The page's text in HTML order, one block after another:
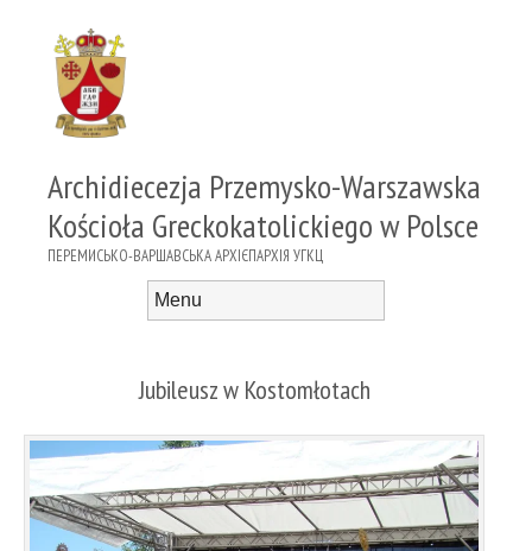
Archidiecezja Przemysko-Warszawska
Kościoła Greckokatolickiego w Polsce
ПЕРЕМИСЬКО-ВАРШАВСЬКА АРХІЄПАРХІЯ УГКЦ
Jubileusz w Kostomłotach